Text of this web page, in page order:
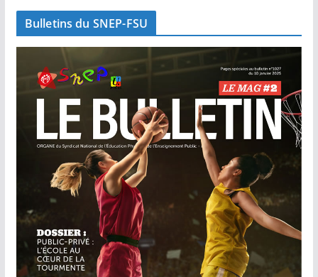
Bulletins du SNEP-FSU